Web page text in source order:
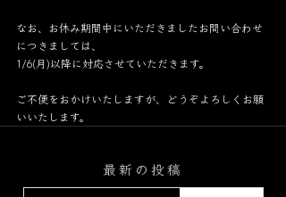
なお、お休み期間中にいただきましたお問い合わせ
につきましては、
1/6(月)以降に対応させていただきます。
ご不便をおかけいたしますが、どうぞよろしくお願
いいたします。
最新の投稿